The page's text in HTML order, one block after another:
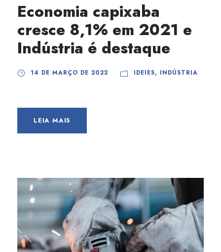
Economia capixaba
cresce 8,1% em 2021 e
Indústria é destaque
14 DE MARÇO DE 2022 IDEIES, INDÚSTRIA
LEIA MAIS